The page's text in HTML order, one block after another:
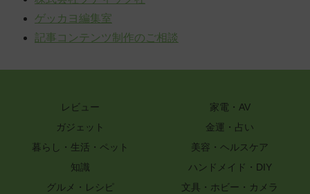
ゲッカヨ編集室
記事コンテンツ制作のご相談
レビュー
家電・AV
ガジェット
金運・占い
暮らし・生活・ペット
美容・ヘルスケア
知識
ハンドメイド・DIY
グルメ・レシピ
文具・ホビー・カメラ